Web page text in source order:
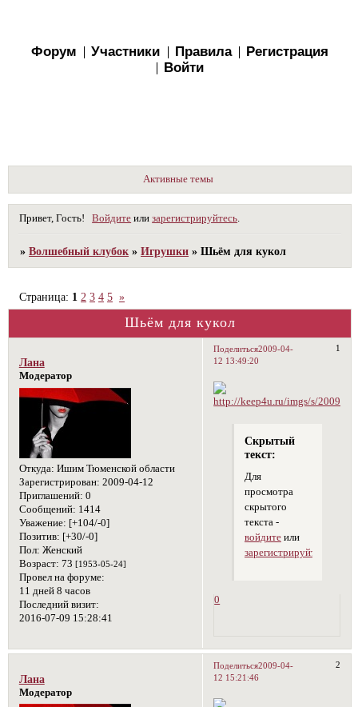
Форум Участники Правила
Регистрация
Войти
Активные темы
Привет, Гость! Войдите илизарегистрируйтесь
»Волшебный клубок »Игрушки »Шьём для кукол
Шьём для кукол
Страница: 1 2 3 4 5 »
Поделиться 1
2009-04-
12 13:49:20
Лана
Модератор
Откуда: Ишим Тюменской области
Зарегистрирован: 2009-04-12
Приглашений: 0
Сообщений: 1414
Уважение: [+104/-0]
Позитив: [+30/-0]
Пол: Женский
Возраст: 73 [1953-05-24]
Провел на форуме:
11 дней 8 часов
Последний визит:
2016-07-09 15:28:41
Скрытый
текст:
Для
просмотра
скрытого
текста -
войдитеили
зарегистрируйтесь
0
Поделиться 2
2009-04-
12 15:21:46
Лана
Модератор